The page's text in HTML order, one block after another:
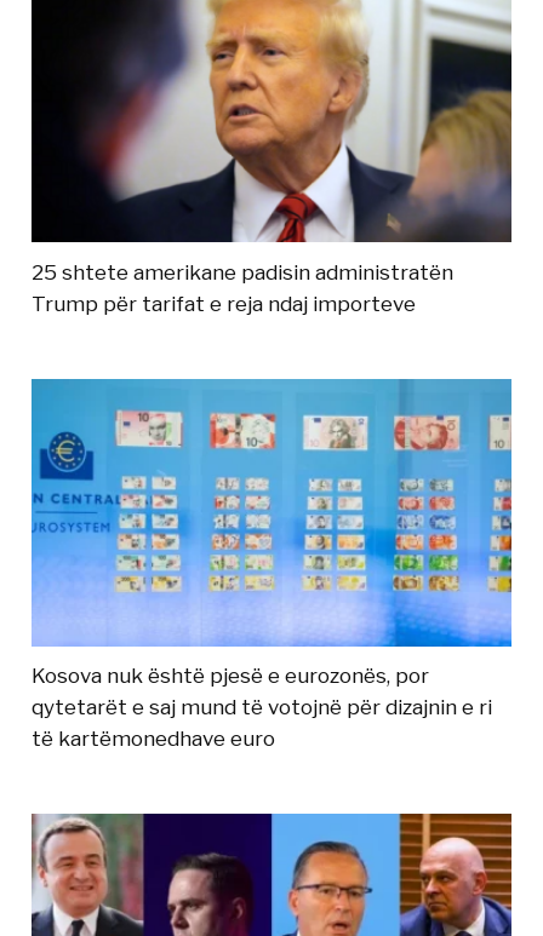
25 shtete amerikane padisin administratën
Trump për tarifat e reja ndaj importeve
Kosova nuk është pjesë e eurozonës, por
qytetarët e saj mund të votojnë për dizajnin e ri
të kartëmonedhave euro